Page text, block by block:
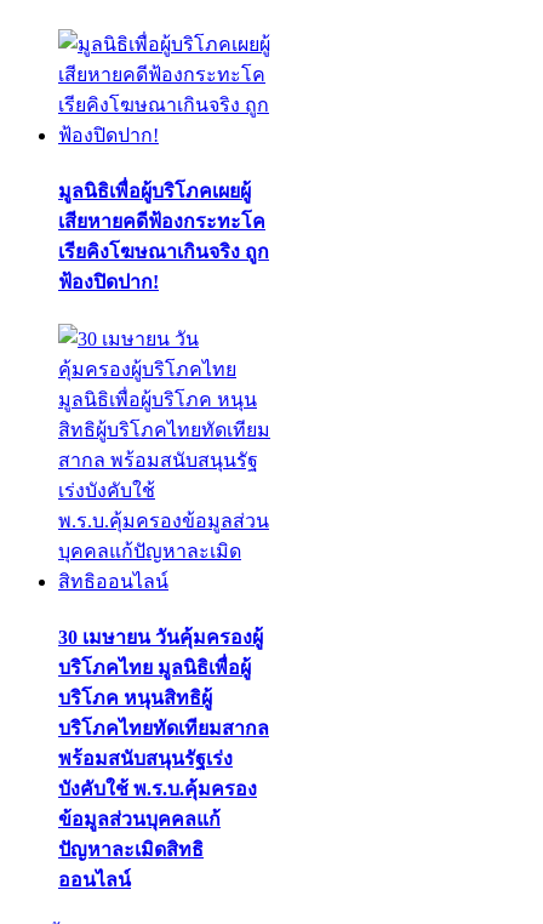
มูลนิธิเพื่อผู้บริโภคเผยผู้
เสียหายคดีฟ้องกระทะโค
เรียคิงโฆษณาเกินจริง ถูก
ฟ้องปิดปาก!
30 เมษายน วันคุ้มครองผู้
บริโภคไทย มูลนิธิเพื่อผู้
บริโภค หนุนสิทธิผู้
บริโภคไทยทัดเทียมสากล
พร้อมสนับสนุนรัฐเร่ง
บังคับใช้ พ.ร.บ.คุ้มครอง
ข้อมูลส่วนบุคคลแก้
ปัญหาละเมิดสิทธิ
ออนไลน์